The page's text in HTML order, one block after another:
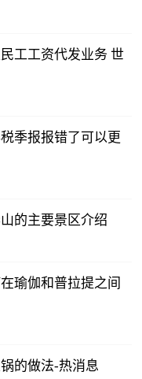
工工资代发业务 世
季报报错了可以更
的主要景区介绍
瑜伽和普拉提之间
的做法-热消息